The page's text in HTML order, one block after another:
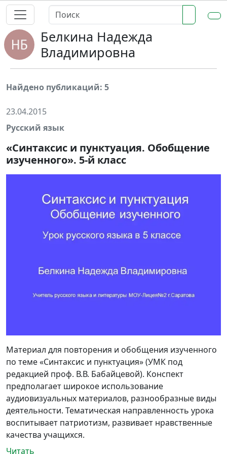
Белкина Надежда
Владимировна
Найдено публикаций: 5
23.04.2015
Русский язык
«Синтаксис и пунктуация. Обобщение
изученного». 5-й класс
Материал для повторения и обобщения изученного
по теме «Синтаксис и пунктуация» (УМК под
редакцией проф. В.В. Бабайцевой). Конспект
предполагает широкое использование
аудиовизуальных материалов, разнообразные виды
деятельности. Тематическая направленность урока
воспитывает патриотизм, развивает нравственные
качества учащихся.
Читать